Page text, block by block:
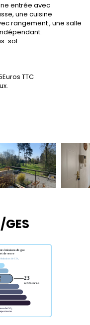
entrée avec
une cuisine
rangement , une salle
sol.
TTC